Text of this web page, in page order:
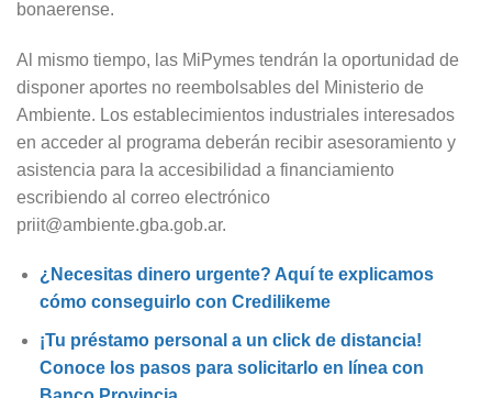
bonaerense.
Al mismo tiempo, las MiPymes tendrán la oportunidad de
disponer aportes no reembolsables del Ministerio de
Ambiente. Los establecimientos industriales interesados
en acceder al programa deberán recibir asesoramiento y
asistencia para la accesibilidad a financiamiento
escribiendo al correo electrónico
priit@ambiente.gba.gob.ar.
¿Necesitas dinero urgente? Aquí te explicamos
cómo conseguirlo con Credilikeme
¡Tu préstamo personal a un click de distancia!
Conoce los pasos para solicitarlo en línea con